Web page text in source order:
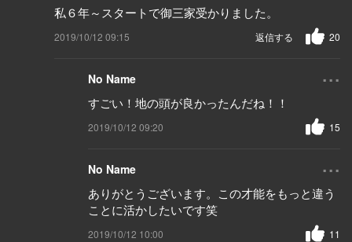
私６年～スタートで御三家受かりました。
2019/10/12 09:15 20
返信する
No Name ...
すごい！地の頭が良かったんだね！！
2019/10/12 09:20 15
No Name ...
ありがとうございます。この才能をもっと違う
ことに活かしたいです笑
2019/10/12 10:00 11